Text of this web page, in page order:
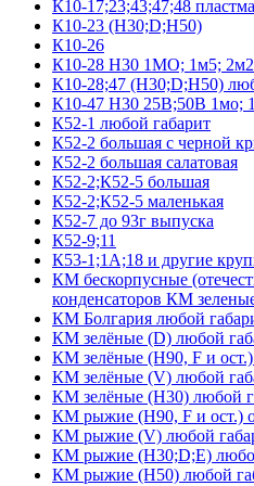
К10-17;23;43;47;48
К10-23 (Н30;D;Н50)
К10-26
К10-28 Н30 1МО; 1м5; 2м2
К10-28;47 (Н30;D;Н50)
К10-47 Н30 25В;50В 1мо;
К52-1 любой габарит
К52-2 большая с черной
К52-2 большая салатовая
К52-2;К52-5 большая
К52-2;К52-5 маленькая
К52-7 до 93г выпуска
К52-9;11
К53-1;1А;18 и другие
КМ бескорпусные
конденсаторов КМ
КМ Болгария любой
КМ зелёные (D) любой
КМ зелёные (H90, F и
КМ зелёные (V) любой
КМ зелёные (Н30) любой
КМ рыжие (H90, F и ост.)
КМ рыжие (V) любой
КМ рыжие (Н30;D;E)
КМ рыжие (Н50) любой